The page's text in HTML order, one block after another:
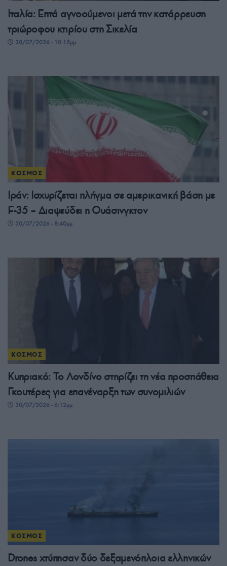
Ιταλία: Επτά αγνοούμενοι μετά την κατάρρευση
τριώροφου κτιρίου στη Σικελία
30/07/2026 - 10:15μμ
ΚΟΣΜΟΣ
Ιράν: Ισχυρίζεται πλήγμα σε αμερικανική βάση με
F-35 – Διαψεύδει η Ουάσινγκτον
30/07/2026 - 8:40μμ
ΚΟΣΜΟΣ
Κυπριακό: Το Λονδίνο στηρίζει τη νέα προσπάθεια
Γκουτέρες για επανέναρξη των συνομιλιών
30/07/2026 - 6:12μμ
ΚΟΣΜΟΣ
Drones χτύπησαν δύο δεξαμενόπλοια ελληνικών